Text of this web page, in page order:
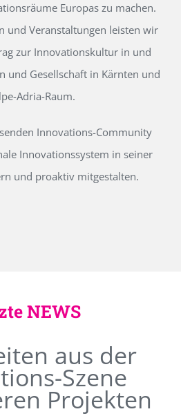
Europas zu machen.
und Veranstaltungen leisten wir
zur Innovationskultur in und
und Gesellschaft in Kärnten und
Adria-Raum.
Innovations-Community
Innovationssystem in seiner
und proaktiv mitgestalten.
NEWS
aus der
Szene
Projekten